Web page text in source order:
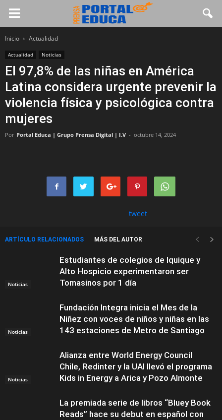
Inicio Actualidad
Actualidad Noticias
El 97,8% de las niñas en América
Latina considera urgente prevenir la
violencia física y psicológica contra
mujeres
Por Portal Educa | Grupo Prensa Digital | I.V - octubre 14, 2024
tweet
ARTÍCULO RELACIONADOS MÁS DEL AUTOR
Noticias
Estudiantes de colegios de Iquique y
Alto Hospicio experimentaron ser
Tomasinos por 1 día
Noticias
Fundación Integra inicia el Mes de la
Niñez con voces de niños y niñas en las
143 estaciones de Metro de Santiago
Noticias
Alianza entre World Energy Council
Chile, Redinter y la UAI llevó el programa
Kids in Energy a Arica y Pozo Almonte
La premiada serie de libros “Bluey Book
Reads” hace su debut en español con